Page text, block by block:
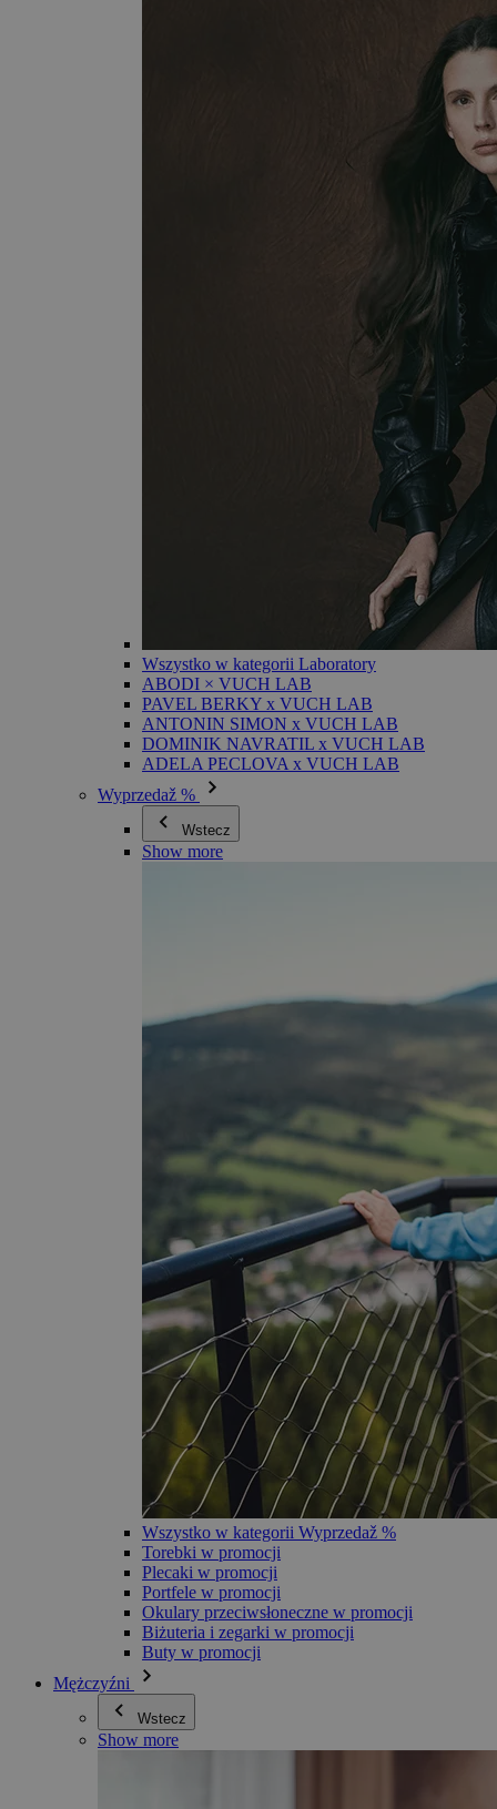
Wszystko w kategorii Laboratory
ABODI × VUCH LAB
PAVEL BERKY x VUCH LAB
ANTONIN SIMON x VUCH LAB
DOMINIK NAVRATIL x VUCH LAB
ADELA PECLOVA x VUCH LAB
Wyprzedaž %
Wstecz
Show more
Wszystko w kategorii Wyprzedaž %
Torebki w promocji
Plecaki w promocji
Portfele w promocji
Okulary przeciwsłoneczne w promocji
Biżuteria i zegarki w promocji
Buty w promocji
Mężczyźni
Wstecz
Show more